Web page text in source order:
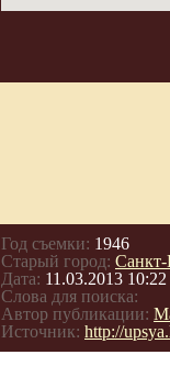
Год съемки: 1946
Старый город: Санкт-
Дата: 11.03.2013 10:22
Слова для поиска:
Автор публикации:
Источник: http://